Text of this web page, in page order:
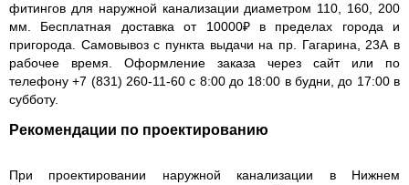
фитингов для наружной канализации диаметром 110, 160, 200
мм. Бесплатная доставка от 10000₽ в пределах города и
пригорода. Самовывоз с пункта выдачи на пр. Гагарина, 23А в
рабочее время. Оформление заказа через сайт или по
телефону +7 (831) 260-11-60 с 8:00 до 18:00 в будни, до 17:00 в
субботу.
Рекомендации по проектированию
При проектировании наружной канализации в Нижнем